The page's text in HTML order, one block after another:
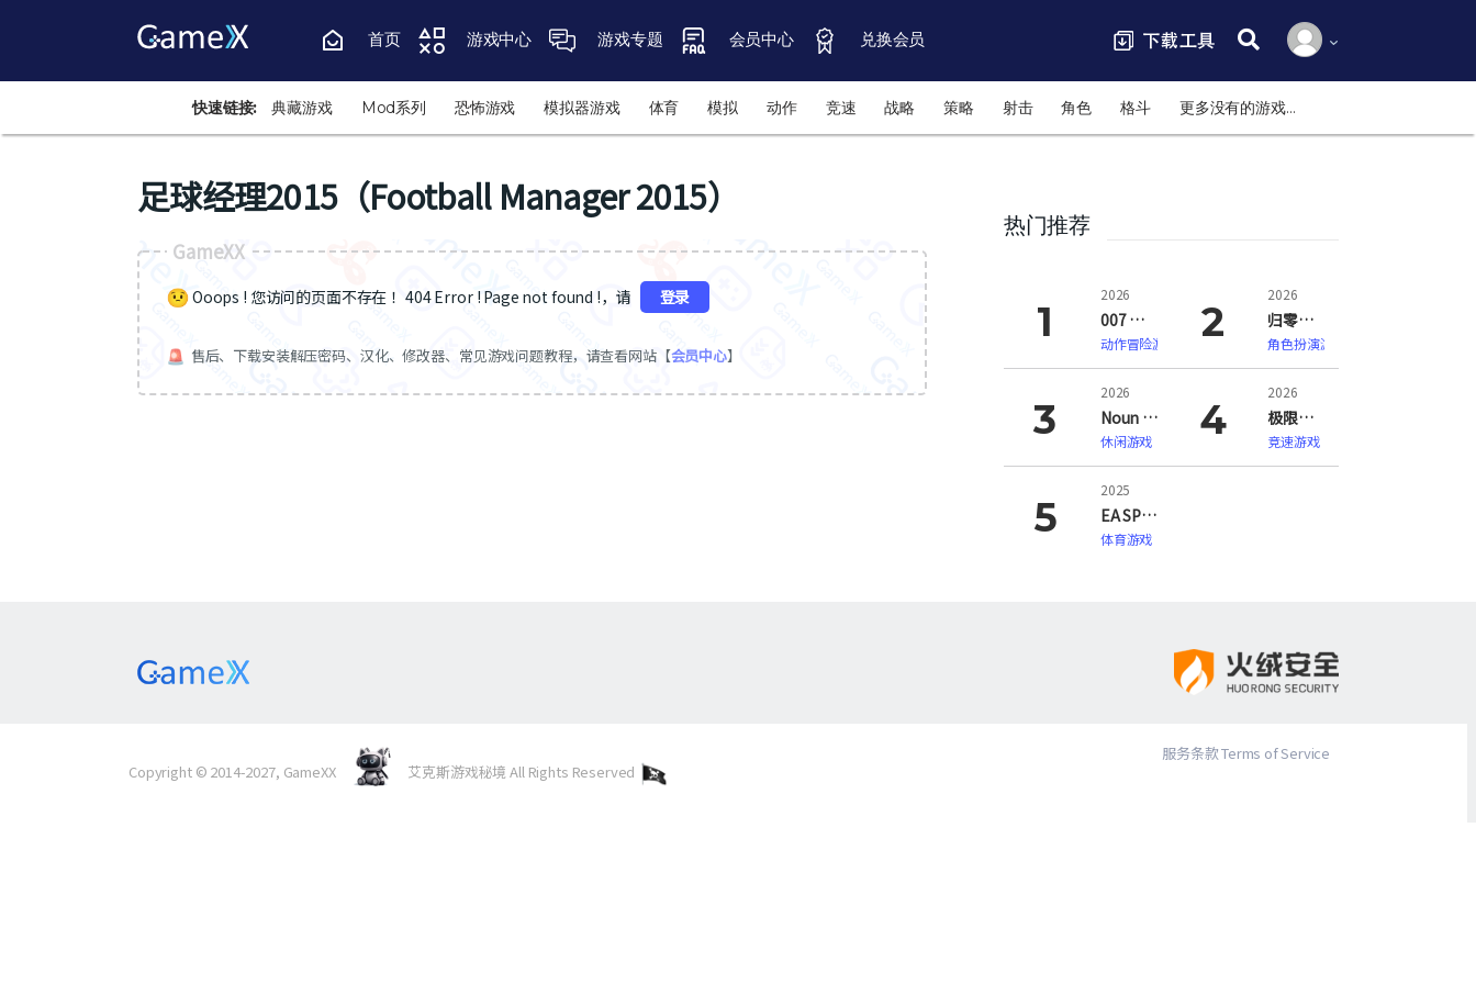
首页 游戏中心 游戏专题 会员中心 兑换会员
搜索:
快速链接: 典藏游戏 Mod系列 恐怖游戏 模拟器游戏 体育 模拟 动作 竞速 战略 策略 射击 角色 格斗 更多没有的游戏…
足球经理2015（Football Manager 2015）
GameXX
Ooops ! 您访问的页面不存在 ！404 Error ! Page not found !，请 登录
售后、下载安装解压密码、汉化、修改器、常见游戏问题教程，请查看网站【会员中心】
热门推荐
2026
007 初露锋芒（007 First Light）
动作冒险游戏
2026
归零巡礼：亡谍镇魂曲（ZERO PARADES: For Dead Spies）
角色扮演游戏
2026
Noun Town 语言学习（Noun Town Language Learning）
休闲游戏
2026
极限竞速：地平线6（Forza Horizon 6）
竞速游戏
2025
EA SPORTS FC 26
体育游戏
Copyright © 2014-2027, GameXX 艾克斯游戏秘境 All Rights Reserved
服务条款 Terms of Service